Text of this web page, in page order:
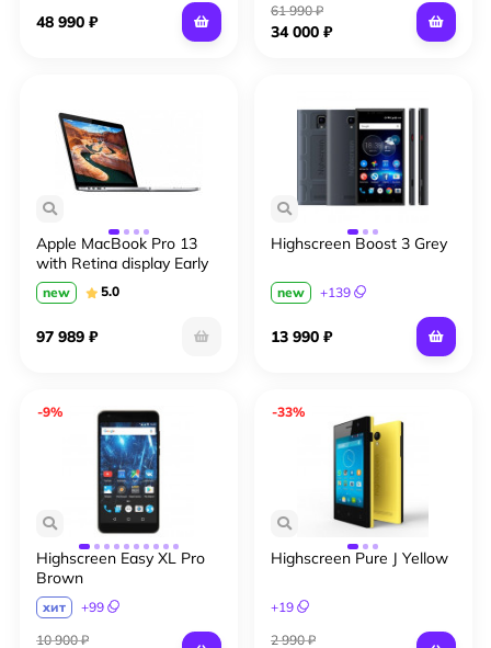
48 990 ₽
61 990 ₽
34 000 ₽
Apple MacBook Pro 13
with Retina display Early
2015
new 5.0
97 989 ₽
Highscreen Boost 3 Grey
new +139
13 990 ₽
-9%
Highscreen Easy XL Pro
Brown
хит +99
10 900 ₽
-33%
Highscreen Pure J Yellow
+19
2 990 ₽